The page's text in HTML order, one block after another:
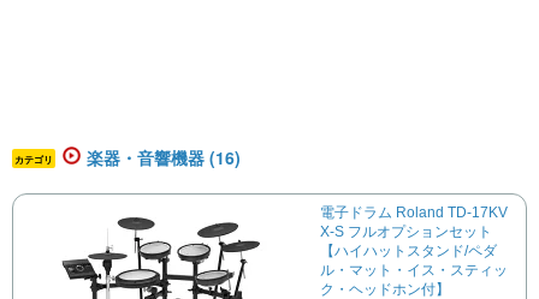
カテゴリ 楽器・音響機器 (16)
電子ドラム Roland TD-17KV
X-S フルオプションセット
【ハイハットスタンド/ペダ
ル・マット・イス・スティッ
ク・ヘッドホン付】